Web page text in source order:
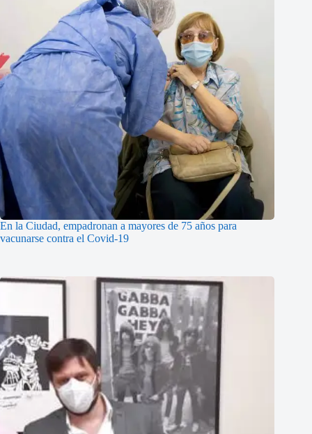
En la Ciudad, empadronan a mayores de 75 años para
vacunarse contra el Covid-19